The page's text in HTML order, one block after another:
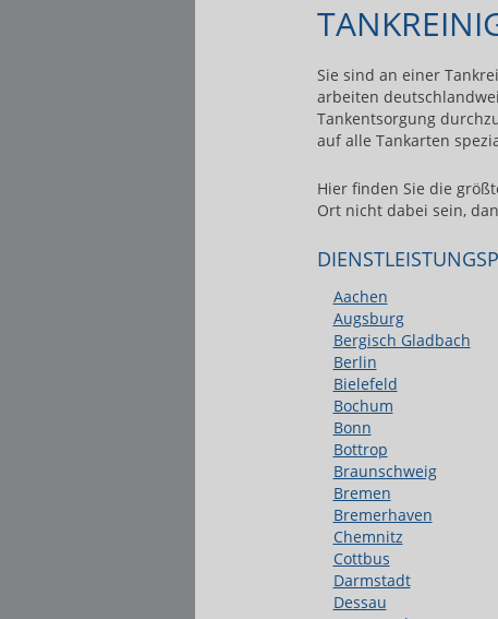
Sie sind an einer
arbeiten
Tankentsorgung
auf alle Tankarten
Hier finden Sie die
Ort nicht dabei sein,
Aachen
Augsburg
Bergisch Gladbach
Berlin
Bielefeld
Bochum
Bonn
Bottrop
Braunschweig
Bremen
Bremerhaven
Chemnitz
Cottbus
Darmstadt
Dessau